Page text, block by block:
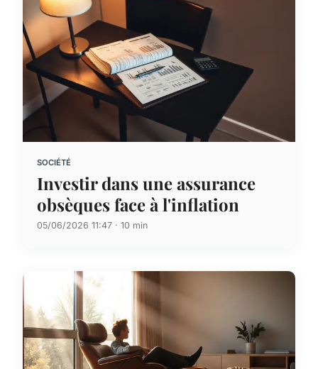
SOCIÉTÉ
Investir dans une assurance
obsèques face à l'inflation
05/06/2026 11:47 · 10 min